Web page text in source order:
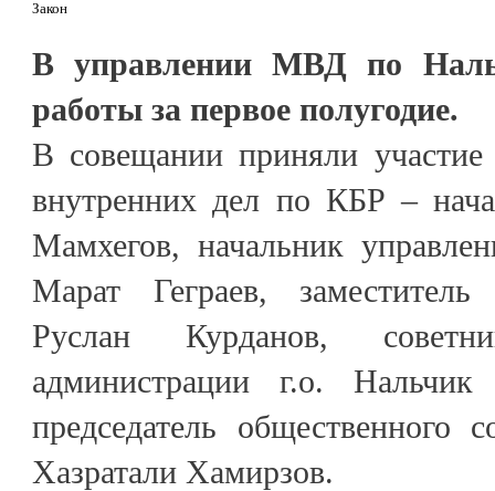
Закон
В управлении МВД по
работы за первое полугодие.
В совещании приняли участие
внутренних дел по КБР –
Мамхегов, начальник
Марат Геграев,
Руслан Курданов,
администрации г.о. Нальчик
председатель общественного
Хазратали Хамирзов.